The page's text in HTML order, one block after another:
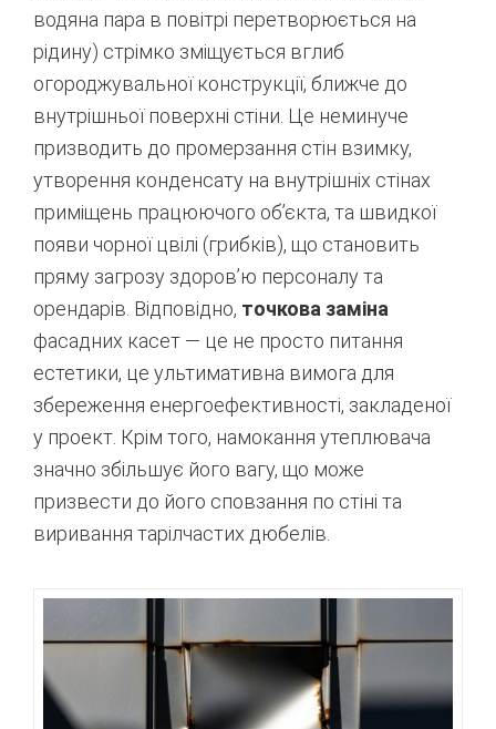
водяна пара в повітрі перетворюється на
рідину) стрімко зміщується вглиб
огороджувальної конструкції, ближче до
внутрішньої поверхні стіни. Це неминуче
призводить до промерзання стін взимку,
утворення конденсату на внутрішніх стінах
приміщень працюючого об’єкта, та швидкої
появи чорної цвілі (грибків), що становить
пряму загрозу здоров’ю персоналу та
орендарів. Відповідно, точкова заміна
фасадних касет — це не просто питання
естетики, це ультимативна вимога для
збереження енергоефективності, закладеної
у проект. Крім того, намокання утеплювача
значно збільшує його вагу, що може
призвести до його сповзання по стіні та
виривання тарілчастих дюбелів.